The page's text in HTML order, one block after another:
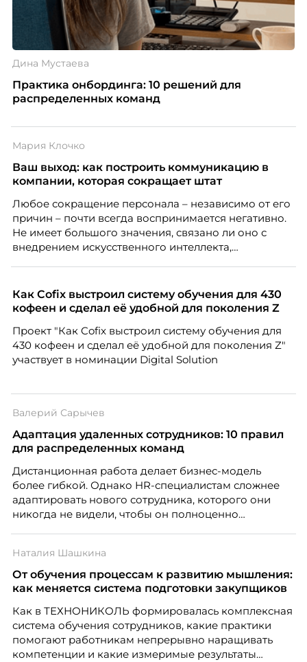
Дина Мустаева
Практика онбординга: 10 решений для
распределенных команд
Мария Клочко
Ваш выход: как построить коммуникацию в
компании, которая сокращает штат
Любое сокращение персонала – независимо от его
причин – почти всегда воспринимается негативно.
Не имеет большого значения, связано ли оно с
внедрением искусственного интеллекта,
структуры компании. Для сотрудников сокращения
означают потерю стабильности, а для внешнего
рынка становятся сигналом о возможных
проблемах организации. В результате увольнения
нередко превращаются в фактор, который
негативно влияет HR-бренд работодателя.
Как Cofix выстроил систему обучения для 430
кофеен и сделал её удобной для поколения Z
Проект "Как Cofix выстроил систему обучения для
430 кофеен и сделал её удобной для поколения Z"
участвует в номинации Digital Solution
Валерий Сарычев
Адаптация удаленных сотрудников: 10 правил
для распределенных команд
Дистанционная работа делает бизнес-модель
более гибкой. Однако HR-специалистам сложнее
адаптировать нового сотрудника, которого они
никогда не видели, чтобы он полноценно
Наталия Шашкина
От обучения процессам к развитию мышления:
как меняется система подготовки закупщиков
Как в ТЕХНОНИКОЛЬ формировалась комплексная
система обучения сотрудников, какие практики
помогают работникам непрерывно наращивать
компетенции и какие измеримые результаты